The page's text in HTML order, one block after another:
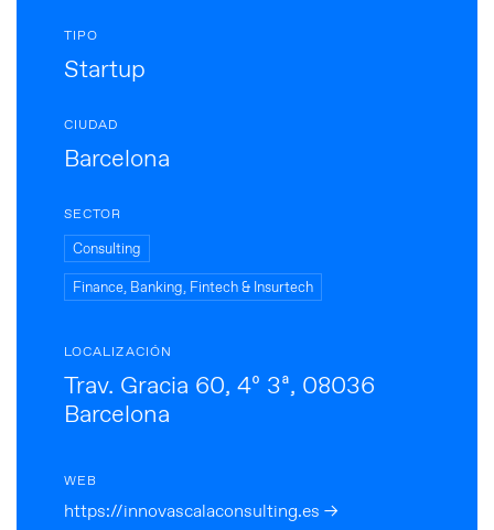
TIPO
Startup
CIUDAD
Barcelona
SECTOR
Consulting
Finance, Banking, Fintech & Insurtech
LOCALIZACIÓN
Trav. Gracia 60, 4º 3ª, 08036
Barcelona
WEB
https://innovascalaconsulting.es →